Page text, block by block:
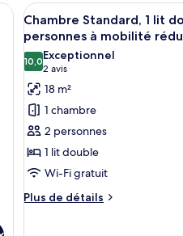
accessible aux personnes à
Afficher
toutes
les
photos
pour
ce
type
de
chambre :
Chambre
Standard,
7
Chambre Standard, 1 lit
personnes à mobilité
10,010,0 sur 10
Exceptionnel
2 avis
(2 avis)
18 m²
1 chambre
2 personnes
1 lit double
Wi-Fi gratuit
Plus de détails
Plus